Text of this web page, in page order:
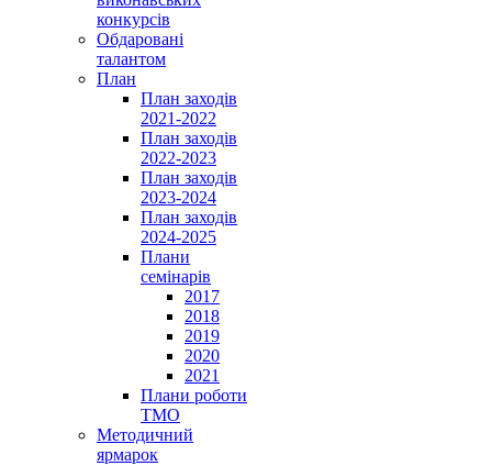
конкурсів
Обдаровані
талантом
План
План заходів
2021-2022
План заходів
2022-2023
План заходів
2023-2024
План заходів
2024-2025
Плани
семінарів
2017
2018
2019
2020
2021
Плани роботи
ТМО
Методичний
ярмарок